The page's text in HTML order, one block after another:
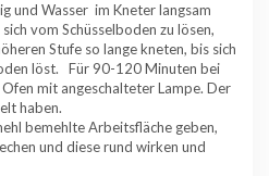
und Wasser im Kneter langsam
vom Schüsselboden zu lösen,
Stufe so lange kneten, bis sich
löst. Für 90-120 Minuten bei
mit angeschalteter Lampe. Der
haben.
bemehlte Arbeitsfläche geben,
und diese rund wirken und